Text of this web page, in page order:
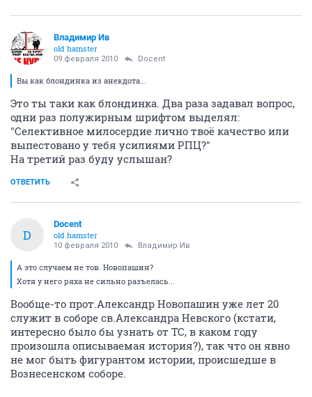
Владимир Ив
old hamster
09 февраля 2010 Docent
Вы как блондинка из анекдота...
Это ты таки как блондинка. Два раза задавал вопрос,
одни раз полужирным шрифтом выделял:
"Селективное милосердие лично твоё качество или
выпестовано у тебя усилиями РПЦ?"
На третий раз буду услышан?
ОТВЕТИТЬ
D
Docent
old hamster
10 февраля 2010 Владимир Ив
А это случаем не тов. Новопашин?
Хотя у него ряха не сильно разъелась...
Вообще-то прот.Александр Новопашин уже лет 20
служит в соборе св.Александра Невского (кстати,
интересно было бы узнать от ТС, в каком году
произошла описываемая история?), так что он явно
не мог быть фигурантом истории, происшедше в
Вознесенском соборе.